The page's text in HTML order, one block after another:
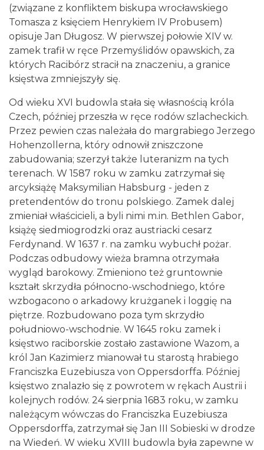
(związane z konfliktem biskupa wrocławskiego
Tomasza z księciem Henrykiem IV Probusem)
opisuje Jan Długosz. W pierwszej połowie XIV w.
zamek trafił w ręce Przemyślidów opawskich, za
których Racibórz stracił na znaczeniu, a granice
księstwa zmniejszyły się.
Od wieku XVI budowla stała się własnością króla
Czech, później przeszła w ręce rodów szlacheckich.
Przez pewien czas należała do margrabiego Jerzego
Hohenzollerna, który odnowił zniszczone
zabudowania; szerzył także luteranizm na tych
terenach. W 1587 roku w zamku zatrzymał się
arcyksiążę Maksymilian Habsburg - jeden z
pretendentów do tronu polskiego. Zamek dalej
zmieniał właścicieli, a byli nimi m.in. Bethlen Gabor,
książę siedmiogrodzki oraz austriacki cesarz
Ferdynand. W 1637 r. na zamku wybuchł pożar.
Podczas odbudowy wieża bramna otrzymała
wygląd barokowy. Zmieniono też gruntownie
kształt skrzydła północno-wschodniego, które
wzbogacono o arkadowy krużganek i loggię na
piętrze. Rozbudowano poza tym skrzydło
południowo-wschodnie. W 1645 roku zamek i
księstwo raciborskie zostało zastawione Wazom, a
król Jan Kazimierz mianował tu starostą hrabiego
Franciszka Euzebiusza von Oppersdorffa. Później
księstwo znalazło się z powrotem w rękach Austrii i
kolejnych rodów. 24 sierpnia 1683 roku, w zamku
należącym wówczas do Franciszka Euzebiusza
Oppersdorffa, zatrzymał się Jan III Sobieski w drodze
na Wiedeń. W wieku XVIII budowla była zapewne w